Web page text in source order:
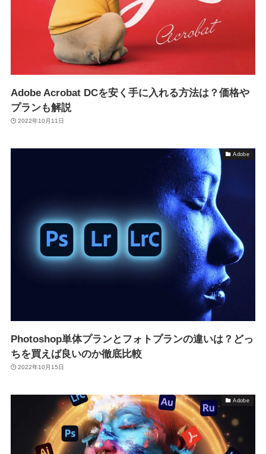
Adobe Acrobat DCを安く手に入れる方法は？価格や
プランも解説
2022年10月11日
Adobe
Photoshop単体プランとフォトプランの違いは？どっ
ちを買えば良いのか徹底比較
2022年10月15日
Adobe